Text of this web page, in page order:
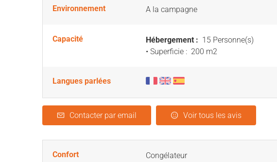
Environnement A la campagne
Capacité Hébergement : 15 Personne(s)
• Superficie : 200 m2
Langues parlées
Contacter par email Voir tous les avis
Confort
Congélateur